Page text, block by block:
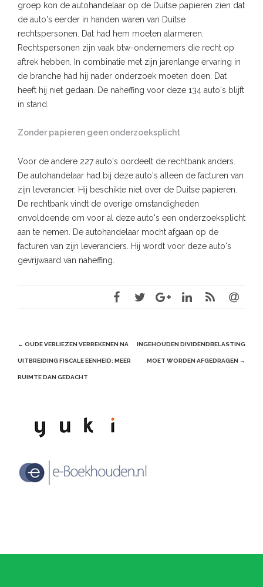
groep kon de autohandelaar op de Duitse papieren zien dat
de auto's eerder in handen waren van Duitse
rechtspersonen. Dat had hem moeten alarmeren.
Rechtspersonen zijn vaak btw-ondernemers die recht op
aftrek hebben. In combinatie met zijn jarenlange ervaring in
de branche had hij nader onderzoek moeten doen. Dat
heeft hij niet gedaan. De naheffing voor deze 134 auto's blijft
in stand.
Zonder papieren geen onderzoeksplicht
Voor de andere 227 auto's oordeelt de rechtbank anders.
De autohandelaar had bij deze auto's alleen de facturen van
zijn leverancier. Hij beschikte niet over de Duitse papieren.
De rechtbank vindt de overige omstandigheden
onvoldoende om voor al deze auto's een onderzoeksplicht
aan te nemen. De autohandelaar mocht afgaan op de
facturen van zijn leveranciers. Hij wordt voor deze auto's
gevrijwaard van naheffing.
Post
navigation
← OUDE VERLIEZEN VERREKENEN NA
UITBREIDING FISCALE EENHEID: MEER
RUIMTE DAN GEDACHT
INGEHOUDEN DIVIDENDBELASTING
MOET WORDEN AFGEDRAGEN →